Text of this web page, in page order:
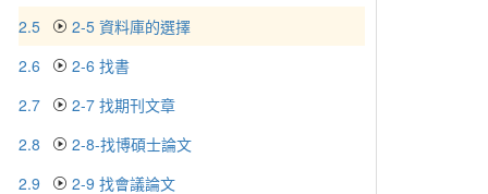
2.5
2-5 資料庫的選擇
2.6
2-6 找書
2.7
2-7 找期刊文章
2.8
2-8-找博碩士論文
2.9
2-9 找會議論文